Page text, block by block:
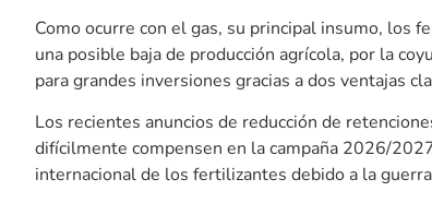
Como ocurre con el gas, su principal insumo, los
una posible baja de producción agrícola, por la
para grandes inversiones gracias a dos ventajas
Los recientes anuncios de reducción de
difícilmente compensen en la campaña 2026/
internacional de los fertilizantes debido a la